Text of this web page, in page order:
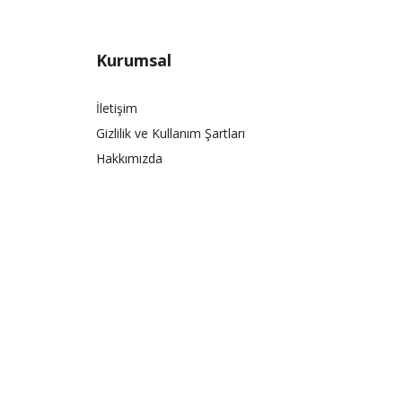
Kurumsal
İletişim
Gizlilik ve Kullanım Şartları
Hakkımızda